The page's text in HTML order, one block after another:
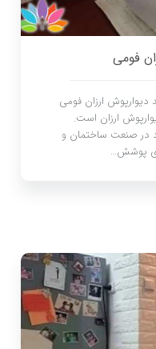
فومی
دیوارپوش ارزان فومی
ارزان است.
در صنعت ساختمان و
پوشش…